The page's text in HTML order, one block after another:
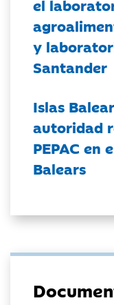
el
y
Santander
Islas
autoridad
PEPAC en
Balears